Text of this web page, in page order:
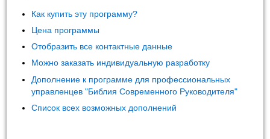
Как купить эту программу?
Цена программы
Отобразить все контактные данные
Можно заказать индивидуальную разработку
Дополнение к программе для профессиональных
управленцев "Библия Современного Руководителя"
Список всех возможных дополнений